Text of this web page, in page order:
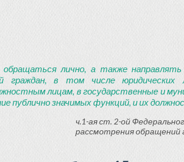
лично, а также направлять
граждан, в том числе
лицам, в государственные и
публично значимых функций, и их
ч.1-ая ст. 2-ой
рассмотрения обращений